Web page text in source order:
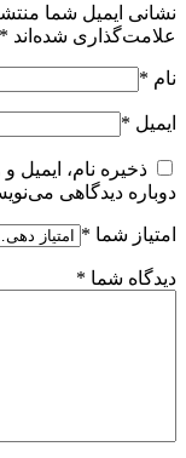
نشانی ایمیل شما
علامت‌گذاری شده‌اند *
نام *
ایمیل *
ذخیره نام،
دوباره دیدگاهی
امتیاز شما *
دیدگاه شما *